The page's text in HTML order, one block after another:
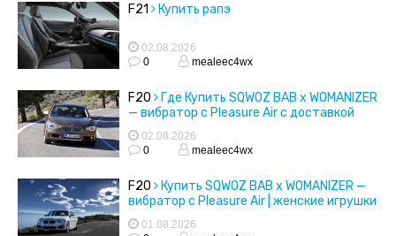
F21 Купить рапэ
02.08.2026
0
mealeec4wx
F20
Где Купить SQWOZ BAB x WOMANIZER
— вибратор с Pleasure Air с доставкой
02.08.2026
0
mealeec4wx
F20
Купить SQWOZ BAB x WOMANIZER —
вибратор с Pleasure Air | женские игрушки
01.08.2026